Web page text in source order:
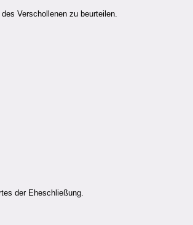
Verschollenen zu beurteilen.
der Eheschließung.